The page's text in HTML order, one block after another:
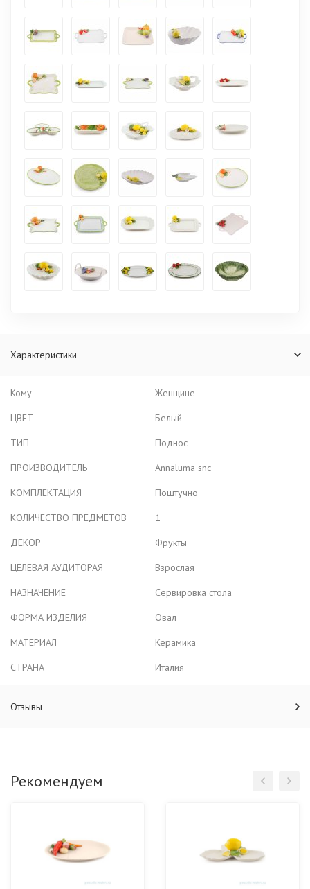
Характеристики
Кому
Женщине
ЦВЕТ
Белый
ТИП
Поднос
ПРОИЗВОДИТЕЛЬ
Annaluma snc
КОМПЛЕКТАЦИЯ
Поштучно
КОЛИЧЕСТВО ПРЕДМЕТОВ
1
ДЕКОР
Фрукты
ЦЕЛЕВАЯ АУДИТОРАЯ
Взрослая
НАЗНАЧЕНИЕ
Сервировка стола
ФОРМА ИЗДЕЛИЯ
Овал
МАТЕРИАЛ
Керамика
СТРАНА
Италия
Отзывы
Рекомендуем